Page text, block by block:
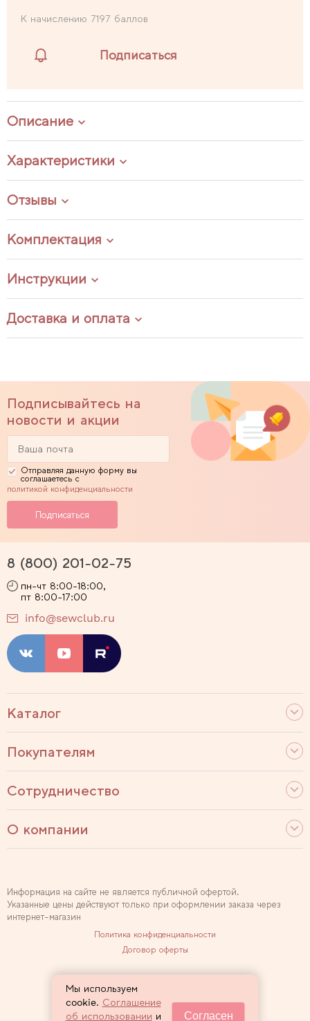
К начислению 7197 баллов
Подписаться
Описание
Характеристики
Отзывы
Комплектация
Инструкции
Доставка и оплата
Подписывайтесь на
новости и акции
Отправляя данную форму вы
соглашаетесь с
политикой конфиденциальности
Каталог
Покупателям
Сотрудничество
О компании
8 (800) 201-02-75
пн-чт 8:00-18:00,
пт 8:00-17:00
info@sewclub.ru
Информация на сайте не является публичной офертой.
Указанные цены действуют только при оформлении заказа через
интернет-магазин
Политика конфиденциальности
Договор оферты
Мы используем
cookie. Соглашение
об использовании и Согласен